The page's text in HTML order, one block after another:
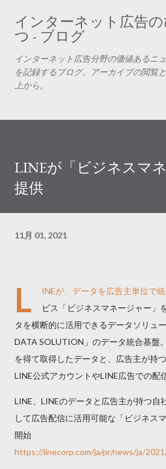
スキップしてメイン コン
インターネット広告
つ - ブログ
インターネット広告分野の価値あるニ
を記録するブログ。アーカイブの閲覧
上から。
LINEが「ビジネスマ
提供
11月 01, 2021
L
INEが、データを広告主単位で
ビス「ビジネスマネージャー」
タを横断的に活用できるデータソリュ
DATA SOLUTION」のデータ統合基盤
を得て取得したデータと、広告主が持
LINE公式アカウントやLINE広告での配
LINE、LINEのデータと広告主が持つ自
して広告配信に活用可能な「ビジネス
開始
https://linecorp.com/ja/pr/news/ja/